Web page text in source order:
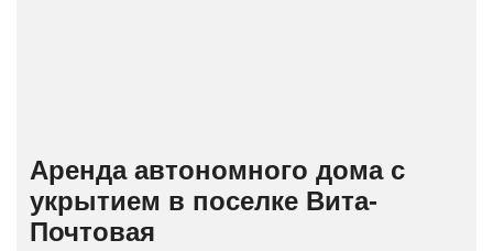
Аренда автономного дома с
укрытием в поселке Вита-
Почтовая